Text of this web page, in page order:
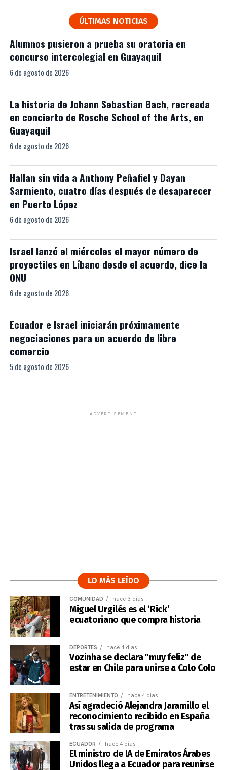
ÚLTIMAS NOTICIAS
Alumnos pusieron a prueba su oratoria en
concurso intercolegial en Guayaquil
6 de agosto de 2026
La historia de Johann Sebastian Bach, recreada
en concierto de Rosche School of the Arts, en
Guayaquil
6 de agosto de 2026
Hallan sin vida a Anthony Peñafiel y Dayan
Sarmiento, cuatro días después de desaparecer
en Puerto López
6 de agosto de 2026
Israel lanzó el miércoles el mayor número de
proyectiles en Líbano desde el acuerdo, dice la
ONU
6 de agosto de 2026
Ecuador e Israel iniciarán próximamente
negociaciones para un acuerdo de libre
comercio
5 de agosto de 2026
ADVERTISEMENT
LO MÁS LEÍDO
COMUNIDAD hace 3 días
Miguel Urgilés es el ‘Rick’
ecuatoriano que compra historia
DEPORTES hace 4 días
Vozinha se declara "muy feliz" de
estar en Chile para unirse a Colo Colo
ENTRETENIMIENTO hace 4 días
Así agradeció Alejandra Jaramillo el
reconocimiento recibido en España
tras su salida de programa
ECUADOR hace 4 días
El ministro de IA de Emiratos Árabes
Unidos llega a Ecuador para reunirse